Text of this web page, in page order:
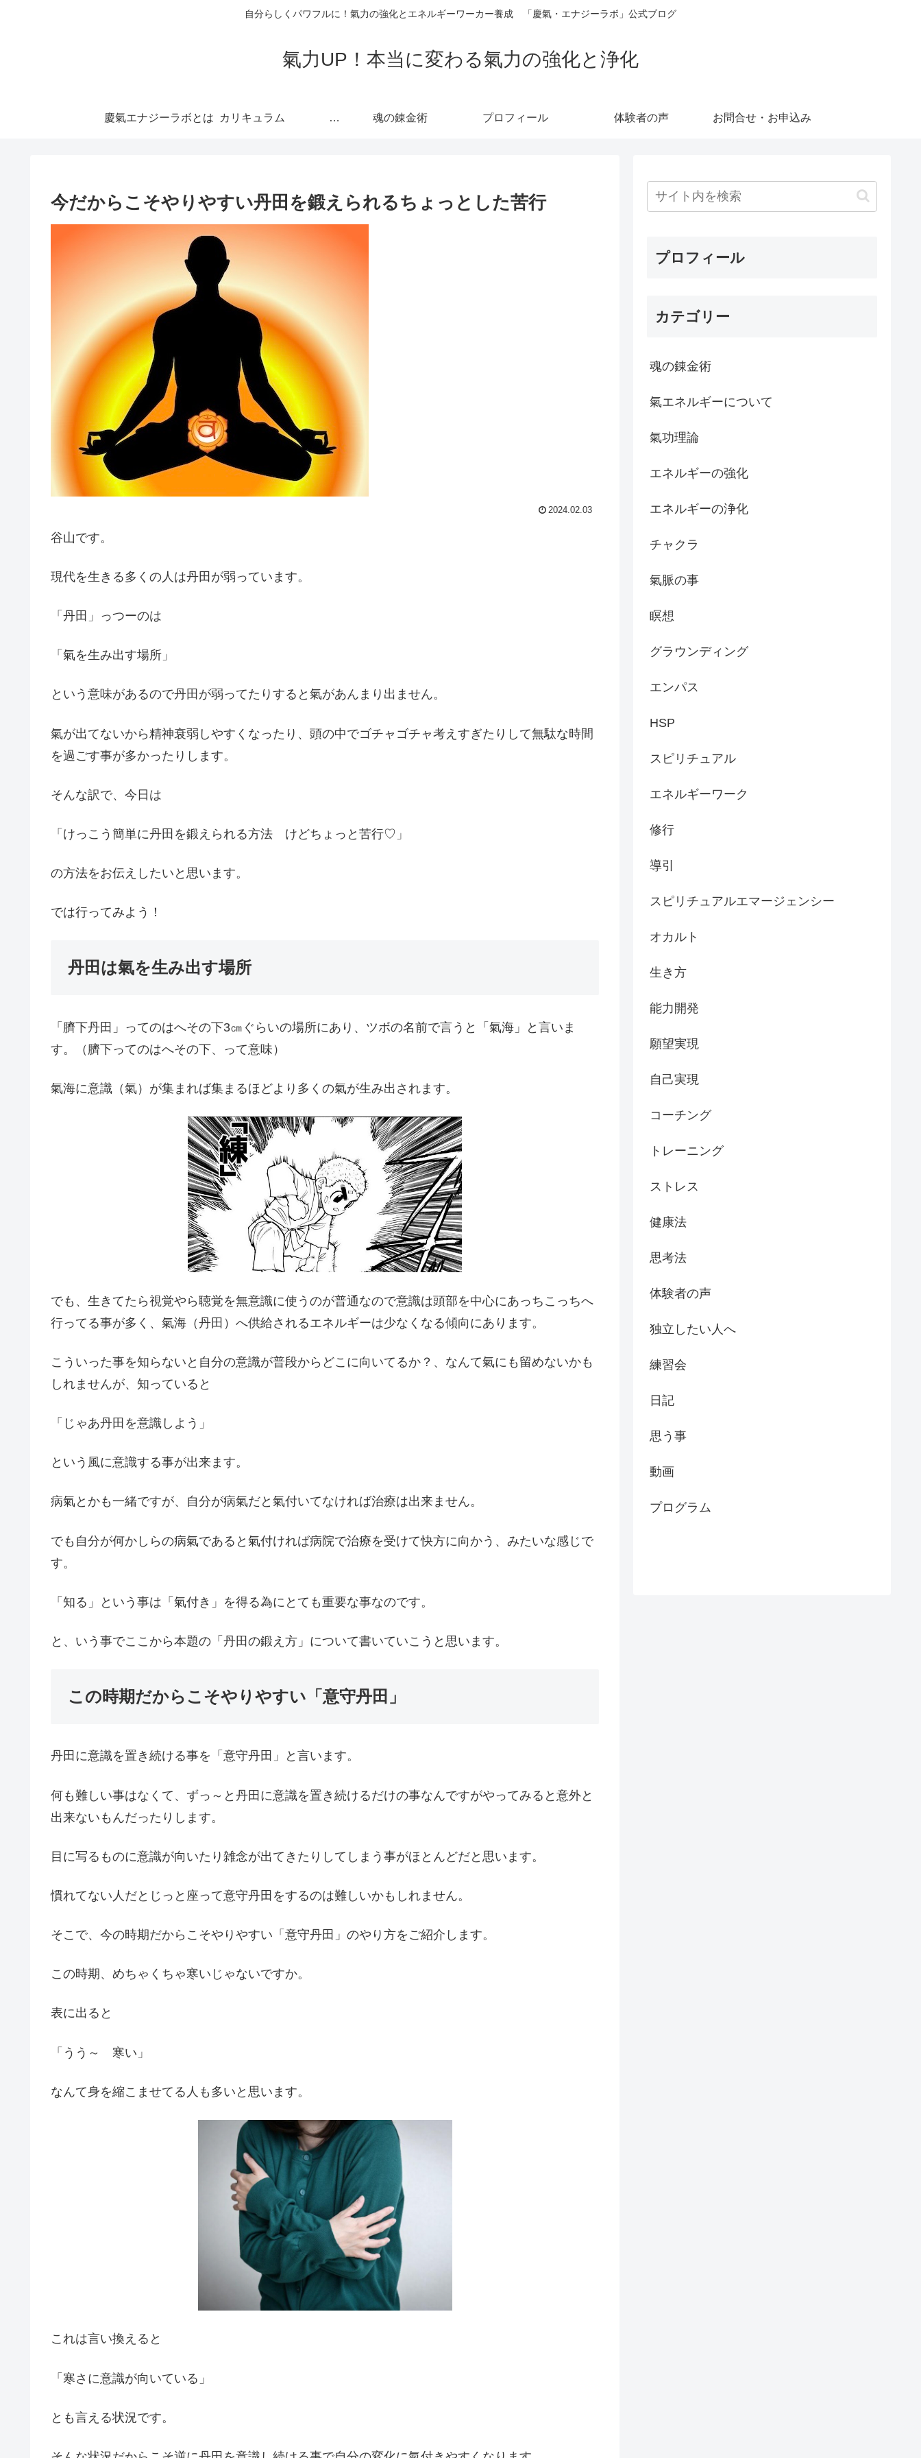
自分らしくパワフルに！氣力の強化とエネルギーワーカー養成 「慶氣・エナジーラボ」公式ブログ
氣力UP！本当に変わる氣力の強化と浄化
慶氣エナジーラボとは カリキュラム 人生の主導権を取り戻し「真の自己」へ至る魂の覚醒プロセス 魂の錬金術 プロフィール 体験者の声 お問合せ・お申込み
今だからこそやりやすい丹田を鍛えられるちょっとした苦行
2024.02.03
谷山です。
現代を生きる多くの人は丹田が弱っています。
「丹田」っつーのは
「氣を生み出す場所」
という意味があるので丹田が弱ってたりすると氣があんまり出ません。
氣が出てないから精神衰弱しやすくなったり、頭の中でゴチャゴチャ考えすぎたりして無駄な時間
を過ごす事が多かったりします。
そんな訳で、今日は
「けっこう簡単に丹田を鍛えられる方法 けどちょっと苦行♡」
の方法をお伝えしたいと思います。
では行ってみよう！
丹田は氣を生み出す場所
「臍下丹田」ってのはへその下3㎝ぐらいの場所にあり、ツボの名前で言うと「氣海」と言いま
す。（臍下ってのはへその下、って意味）
氣海に意識（氣）が集まれば集まるほどより多くの氣が生み出されます。
でも、生きてたら視覚やら聴覚を無意識に使うのが普通なので意識は頭部を中心にあっちこっちへ
行ってる事が多く、氣海（丹田）へ供給されるエネルギーは少なくなる傾向にあります。
こういった事を知らないと自分の意識が普段からどこに向いてるか？、なんて氣にも留めないかも
しれませんが、知っていると
「じゃあ丹田を意識しよう」
という風に意識する事が出来ます。
病氣とかも一緒ですが、自分が病氣だと氣付いてなければ治療は出来ません。
でも自分が何かしらの病氣であると氣付ければ病院で治療を受けて快方に向かう、みたいな感じで
す。
「知る」という事は「氣付き」を得る為にとても重要な事なのです。
と、いう事でここから本題の「丹田の鍛え方」について書いていこうと思います。
この時期だからこそやりやすい「意守丹田」
丹田に意識を置き続ける事を「意守丹田」と言います。
何も難しい事はなくて、ずっ～と丹田に意識を置き続けるだけの事なんですがやってみると意外と
出来ないもんだったりします。
目に写るものに意識が向いたり雑念が出てきたりしてしまう事がほとんどだと思います。
慣れてない人だとじっと座って意守丹田をするのは難しいかもしれません。
そこで、今の時期だからこそやりやすい「意守丹田」のやり方をご紹介します。
この時期、めちゃくちゃ寒いじゃないですか。
表に出ると
「うう～ 寒い」
なんて身を縮こませてる人も多いと思います。
これは言い換えると
「寒さに意識が向いている」
とも言える状況です。
プロフィール
カテゴリー
魂の錬金術
氣エネルギーについて
氣功理論
エネルギーの強化
エネルギーの浄化
チャクラ
氣脈の事
瞑想
グラウンディング
エンパス
HSP
スピリチュアル
エネルギーワーク
修行
導引
スピリチュアルエマージェンシー
オカルト
生き方
能力開発
願望実現
自己実現
コーチング
トレーニング
ストレス
健康法
思考法
体験者の声
独立したい人へ
練習会
日記
思う事
動画
プログラム